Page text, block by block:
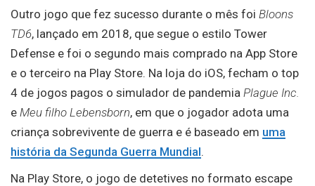
Outro jogo que fez sucesso durante o mês foi Bloons
TD6, lançado em 2018, que segue o estilo Tower
Defense e foi o segundo mais comprado na App Store
e o terceiro na Play Store. Na loja do iOS, fecham o top
4 de jogos pagos o simulador de pandemia Plague Inc.
e Meu filho Lebensborn, em que o jogador adota uma
criança sobrevivente de guerra e é baseado em uma
história da Segunda Guerra Mundial.
Na Play Store, o jogo de detetives no formato escape